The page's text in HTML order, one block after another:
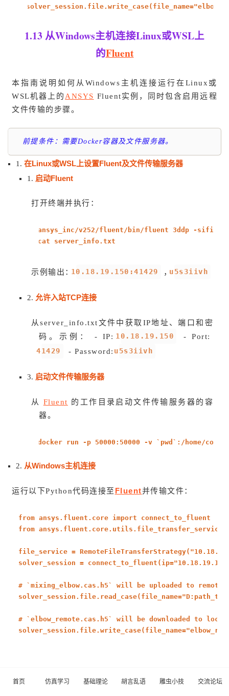
solver_session.file.write_case(file_name=
1.13 从Windows主机连接Linux或WSL上
的Fluent
本指南说明如何从Windows主机连接运行在Linux或
WSL机器上的 ANSYS Fluent实例，同时包含启用远程
文件传输的步骤。
前提条件：需要Docker容器及文件服务器。
1. 在Linux或WSL上设置Fluent及文件传输服务器
1. 启动Fluent
打开终端并执行：
ansys_inc/v252/fluent/bin/fluent 3ddp -
cat server_info.txt
示例输出：10.18.19.150:41429 ，u5s3iivh
2. 允许入站TCP连接
从server_info.txt文件中获取IP地址、端口和密
码。示例： - IP:10.18.19.150
- Port:
41429
- Password:u5s3iivh
3. 启动文件传输服务器
从 Fluent 的工作目录启动文件传输服务器的容
器。
docker run -p 50000:50000 -v `pwd`:/home/
2. 从Windows主机连接
运行以下Python代码连接至 Fluent并传输文件：
fromansys.fluent.core import connect_to_fluent
fromansys.fluent.core.utils.file_transfer_service
file_service = RemoteFileTransferStrategy(
solver_session = connect_to_fluent(ip=
# `mixing_elbow.cas.h5` will be uploaded to
solver_session.file.read_case(file_name=
# `elbow_remote.cas.h5` will be downloaded to
solver_session.file.write_case(file_name=
2 使用 Py Fluent会话
首页 仿真学习 基础理论 胡言乱语 雕虫小技 交流论坛